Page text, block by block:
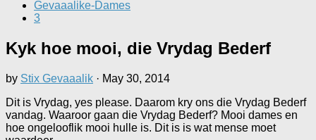
Gevaaalike-Dames
3
Kyk hoe mooi, die Vrydag Bederf
by Stix Gevaaalik · May 30, 2014
Dit is Vrydag, yes please. Daarom kry ons die Vrydag Bederf
vandag. Waaroor gaan die Vrydag Bederf? Mooi dames en
hoe ongelooflik mooi hulle is. Dit is is wat mense moet